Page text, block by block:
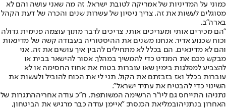
כמוני על המדיניות של אמריקה לטובת ישראל. זה מה שאני עושה והם לא
מסוגלים לעשות את זה. צריך ניסיון של עשרות שנים והכרה של דעת הקהל
בארה"ב.
"הם מכירים אותי ומעריכים אותי. צריכים לדבר מתוך עוצמה פנימית גדולה
וכוח שכנוע אדיר. אנחנו משנים את ההיסטוריה בעבודה קשה של מדינאות
והם לא מדינאים. הם בכלל לא מתחילים להבין איך עושים את זה. אני
מבקש מכם את המנדט כדי להמשיך במהלך. אסור להישאר בבית או
להצביע למפלגות בימין שאו עוברות בטוח את אחוז החסימה או לא
עוברות בכלל ואז בזבזתם את הקול. תני לי את הכוח להוביל ולעשות את
השינוי כדי להבטיח את עתיד ישראל".
נתניהו התייחס גם ליו"ר הרשימה המשותפת, ח"כ עודה אחריההתגרות של
האחרון בנתניהובמליאת הכנסת: "איימן עודה כבר מרגיש את הביטחון,